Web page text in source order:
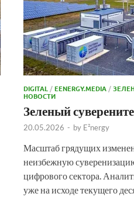
DIGITAL /EENERGY.MEDIA /
НОВОСТИ
Зеленый
20.05.2026 - by E²nergy
Масштаб грядущих
неизбежную
цифрового сектора.
уже на исходе текущего